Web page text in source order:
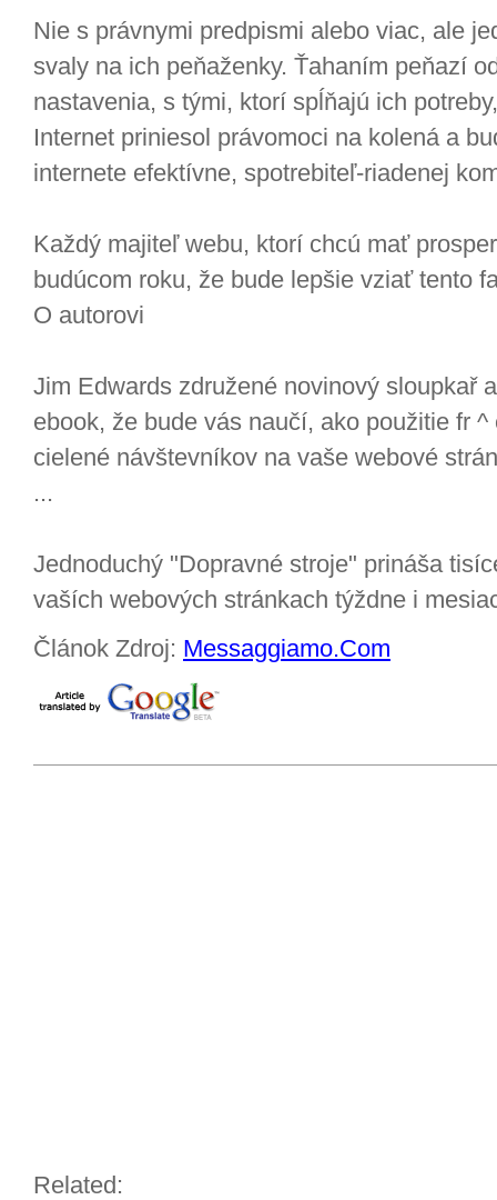
Nie s právnymi predpismi alebo viac, ale
svaly na ich peňaženky. Ťahaním peňazí
nastavenia, s tými, ktorí spĺňajú ich
Internet priniesol právomoci na kolená a
internete efektívne, spotrebiteľ-riadenej
Každý majiteľ webu, ktorí chcú mať
budúcom roku, že bude lepšie vziať tento
O autorovi
Jim Edwards združené novinový sloupkař
ebook, že bude vás naučí, ako použitie fr
cielené návštevníkov na vaše webové
...
Jednoduchý "Dopravné stroje" prináša
vaších webových stránkach týždne i
Článok Zdroj: Messaggiamo.Com
Related: